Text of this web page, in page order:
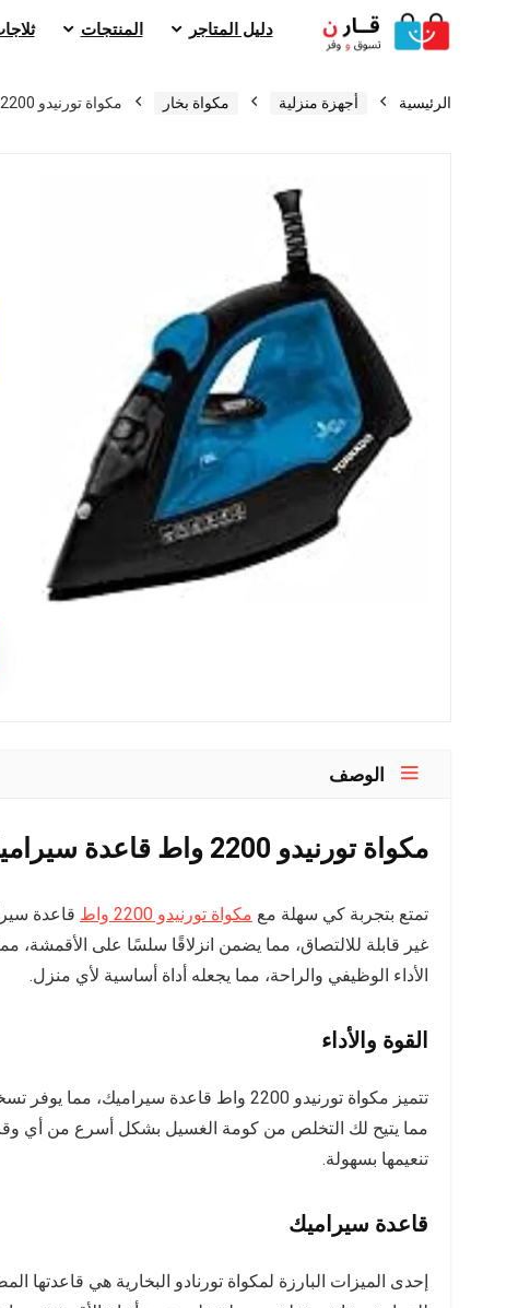
دليل المتاجر المنتجات
الرئيسية أجهزة منزلية مكواة بخار مكواة تورنيدو 2200 واط قاعدة سيراميك
الوصف
مكواة تورنيدو 2200 واط قاعدة سيراميك
تمتع بتجربة كي سهلة مع مكواة تورنيدو 2200 واط
غير قابلة للالتصاق، مما يضمن انزلاقًا سلسًا على الأقمشة،
الأداء الوظيفي والراحة، مما يجعله أداة أساسية لأي منزل.
القوة والأداء
تتميز مكواة تورنيدو 2200 واط قاعدة
مما يتيح لك التخلص من كومة الغسيل بشكل أسرع من أي
تنعيمها بسهولة.
قاعدة سيراميك
إحدى الميزات البارزة لمكواة تورنادو البخارية هي قاعدتها